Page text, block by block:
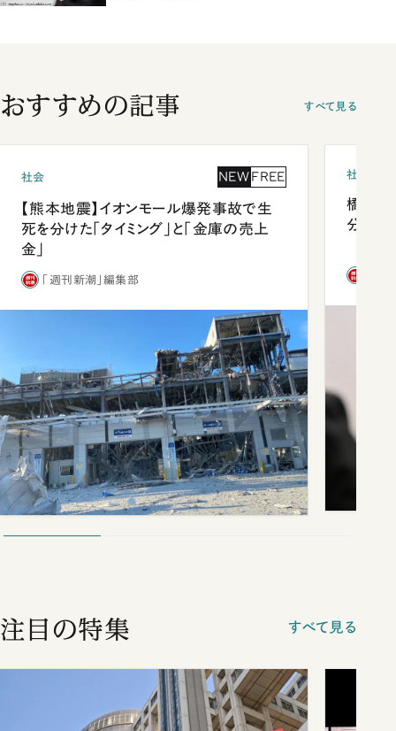
おすすめの記事 すべて見る
社会 NEW FREE
【熊本地震】イオンモール爆発事故で生
死を分けた「タイミング」と「金庫の売上
金」
「週刊新潮」編集部
社会
橋本愛
分 佐
注目の特集 すべて見る